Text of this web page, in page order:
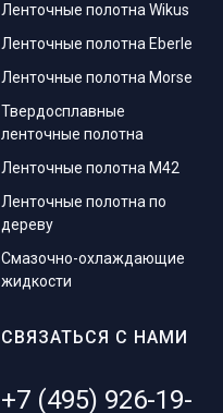
Ленточные полотна Wikus
Ленточные полотна Eberle
Ленточные полотна Morse
Твердосплавные
ленточные полотна
Ленточные полотна M42
Ленточные полотна по
дереву
Смазочно-охлаждающие
жидкости
СВЯЗАТЬСЯ С НАМИ
+7 (495) 926-19-